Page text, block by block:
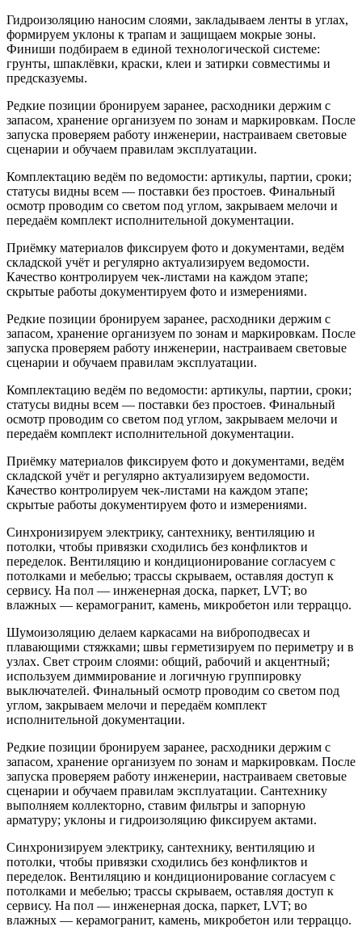
Гидроизоляцию наносим слоями, закладываем ленты в углах,
формируем уклоны к трапам и защищаем мокрые зоны.
Финиши подбираем в единой технологической системе:
грунты, шпаклёвки, краски, клеи и затирки совместимы и
предсказуемы.
Редкие позиции бронируем заранее, расходники держим с
запасом, хранение организуем по зонам и маркировкам. После
запуска проверяем работу инженерии, настраиваем световые
сценарии и обучаем правилам эксплуатации.
Комплектацию ведём по ведомости: артикулы, партии, сроки;
статусы видны всем — поставки без простоев. Финальный
осмотр проводим со светом под углом, закрываем мелочи и
передаём комплект исполнительной документации.
Приёмку материалов фиксируем фото и документами, ведём
складской учёт и регулярно актуализируем ведомости.
Качество контролируем чек‑листами на каждом этапе;
скрытые работы документируем фото и измерениями.
Редкие позиции бронируем заранее, расходники держим с
запасом, хранение организуем по зонам и маркировкам. После
запуска проверяем работу инженерии, настраиваем световые
сценарии и обучаем правилам эксплуатации.
Комплектацию ведём по ведомости: артикулы, партии, сроки;
статусы видны всем — поставки без простоев. Финальный
осмотр проводим со светом под углом, закрываем мелочи и
передаём комплект исполнительной документации.
Приёмку материалов фиксируем фото и документами, ведём
складской учёт и регулярно актуализируем ведомости.
Качество контролируем чек‑листами на каждом этапе;
скрытые работы документируем фото и измерениями.
Синхронизируем электрику, сантехнику, вентиляцию и
потолки, чтобы привязки сходились без конфликтов и
переделок. Вентиляцию и кондиционирование согласуем с
потолками и мебелью; трассы скрываем, оставляя доступ к
сервису. На пол — инженерная доска, паркет, LVT; во
влажных — керамогранит, камень, микробетон или терраццо.
Шумоизоляцию делаем каркасами на виброподвесах и
плавающими стяжками; швы герметизируем по периметру и в
узлах. Свет строим слоями: общий, рабочий и акцентный;
используем диммирование и логичную группировку
выключателей. Финальный осмотр проводим со светом под
углом, закрываем мелочи и передаём комплект
исполнительной документации.
Редкие позиции бронируем заранее, расходники держим с
запасом, хранение организуем по зонам и маркировкам. После
запуска проверяем работу инженерии, настраиваем световые
сценарии и обучаем правилам эксплуатации. Сантехнику
выполняем коллекторно, ставим фильтры и запорную
арматуру; уклоны и гидроизоляцию фиксируем актами.
Синхронизируем электрику, сантехнику, вентиляцию и
потолки, чтобы привязки сходились без конфликтов и
переделок. Вентиляцию и кондиционирование согласуем с
потолками и мебелью; трассы скрываем, оставляя доступ к
сервису. На пол — инженерная доска, паркет, LVT; во
влажных — керамогранит, камень, микробетон или терраццо.